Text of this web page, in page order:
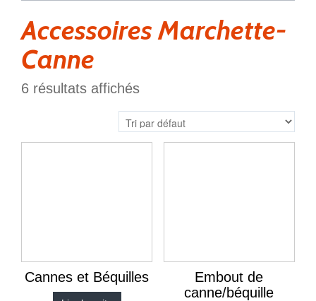
Accessoires Marchette-
Canne
6 résultats affichés
Cannes et Béquilles
Embout de
canne/béquille